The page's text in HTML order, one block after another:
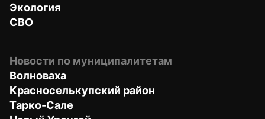
Экология
СВО
Новости по муниципалитетам
Волноваха
Красноселькупский район
Тарко-Сале